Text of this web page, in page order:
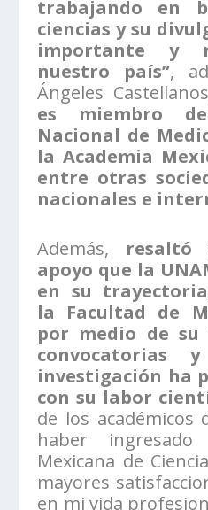
trabajando en
ciencias y su
importante y
nuestro país”,
Ángeles
es miembro
Nacional de
la Academia
entre otras
nacionales e
Además, resaltó
apoyo que la
en su
la Facultad de
por medio de
convocatorias
investigación ha
con su labor
de los académicos
haber
Mexicana de
mayores
en mi vida